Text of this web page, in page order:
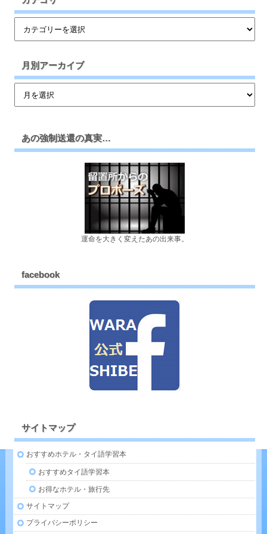
月別アーカイブ
あの強制送還の真実…
運命を大きく変えたあの出来事。
facebook
サイトマップ
おすすめホテル・タイ語学習本
おすすめタイ語学習本
お得なホテル・旅行先
サイトマップ
プライバシーポリシー